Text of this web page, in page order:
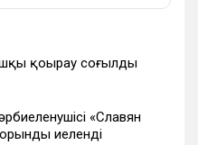
қоңырау соғылды
«Славян
иеленді